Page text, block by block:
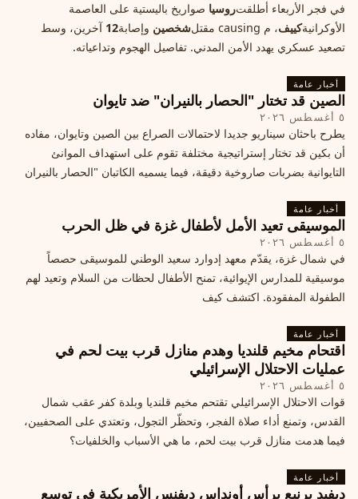
في فجر الأربعاء أطلقتروسيا صواريخ باليستية على العاصمة
الأوكرانيةكييف، م causing مقتل شخصين وإصابة12 آخرين، وسط
تصعيد عسكري يهدد الأمن المدني. تفاصيل الهجوم وتداعياته.
أخبار عامة
الصين قد تختار "الحصار بالنيران" ضد تايوان
٥ أغسطس ٢٠٢٦
يطرح باحثان سيناريو جديدا لاحتمالات الصراع بين الصين وتايوان، مفاده
أن بكين قد تختار إستراتيجية مختلفة تقوم على استهداف الموانئ
التايوانية بضربات صاروخية دقيقة، فيما يسميه الكاتبان "الحصار بالنيران
أخبار عامة
الموسيقى تعيد الأمل لأطفال غزة في ظل الحرب
٥ أغسطس ٢٠٢٦
في شمال غزة، يقدّم معهد إدوارد سعيد الوطني للموسيقى حصصاً
موسيقية للمدارس الإيوائية، تمنح الأطفال لحظات من السلام وتعيد لهم
الطفولة المفقودة. اكتشف كيف
أخبار عامة
اقتحام مخيم قلنديا وهدم منازل قرب بيت لحم في
عمليات الاحتلال الإسرائيلي
٥ أغسطس ٢٠٢٦
قوات الاحتلال الإسرائيلي تقتحم مخيم قلنديا وبلدة كفر عقب شمال
القدس، وتمنع أداء صلاة الفجر، وتحظّر التجول، وتعتدي على الصحفيين،
فيما هدمت منازل قرب بيت لحم، ما هي الأسباب والخلفيات؟
أخبار عامة
ديفيد برنيع يرأس أونداس ديفنس الأمريكية في توسع